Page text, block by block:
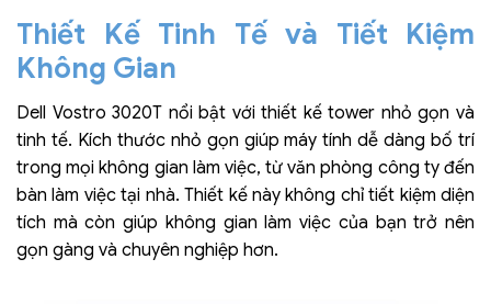
Thiết Kế Tinh Tế và Tiết Kiệm
Không Gian
Dell Vostro 3020T nổi bật với thiết kế tower nhỏ gọn và
tinh tế. Kích thước nhỏ gọn giúp máy tính dễ dàng bố trí
trong mọi không gian làm việc, từ văn phòng công ty đến
bàn làm việc tại nhà. Thiết kế này không chỉ tiết kiệm diện
tích mà còn giúp không gian làm việc của bạn trở nên
gọn gàng và chuyên nghiệp hơn.